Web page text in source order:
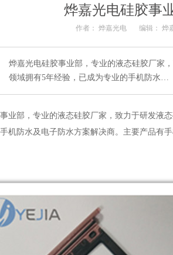
烨嘉光电硅胶事
作者： 烨嘉光电 编辑： 烨
烨嘉光电硅胶事业部，专业的液态硅胶厂家
领域拥有5年经验，已成为专业的手机防水…
业部，专业的液态硅胶厂家，致力于研发液
机防水及电子防水方案解决商。主要产品有